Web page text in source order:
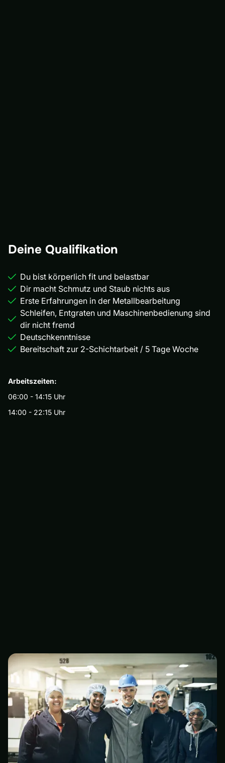
Deine Qualifikation
Du bist körperlich fit und belastbar
Dir macht Schmutz und Staub nichts aus
Erste Erfahrungen in der Metallbearbeitung
Schleifen, Entgraten und Maschinenbedienung sind
dir nicht fremd
Deutschkenntnisse
Bereitschaft zur 2-Schichtarbeit / 5 Tage Woche
Arbeitszeiten:
06:00 - 14:15 Uhr
14:00 - 22:15 Uhr